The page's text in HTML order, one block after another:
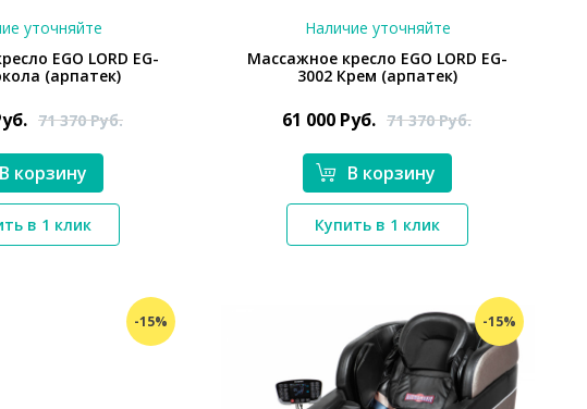
*}
уточняйте
EGO LORD EG-
(арпатек)
71 370Руб.
В корзину
в 1 клик
*}
Наличие уточняйте
Массажное кресло EGO LORD EG-
3002 Крем (арпатек)
61 000 Руб. 71 370Руб.
В корзину
Купить в 1 клик
-15% -15%